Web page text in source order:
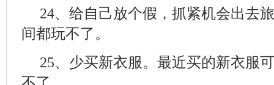
24、给自己放个假，抓紧机会出去
间都玩不了。
25、少买新衣服。最近买的新衣服